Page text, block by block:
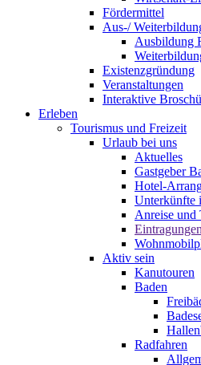
Fördermittel
Aus-/
Ausbildung
Existenzgründung
Veranstaltungen
Interaktive
Erleben
Tourismus und Freizeit
Urlaub bei uns
Aktuelles
Gastgeber
Hotel-
Unterkünfte
Anreise und
Aktiv sein
Kanutouren
Baden
Radfahren